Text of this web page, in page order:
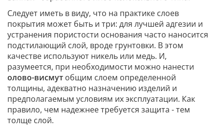
Следует иметь в виду, что на практике слоев
покрытия может быть и три: для лучшей адгезии и
устранения пористости основания часто наносится
подстилающий слой, вроде грунтовки. В этом
качестве используют никель или медь. И,
разумеется, при необходимости можно нанести
олово-висмут общим слоем определенной
толщины, адекватно назначению изделий и
предполагаемым условиям их эксплуатации. Как
правило, чем надежнее требуется защита - тем
толще слой.